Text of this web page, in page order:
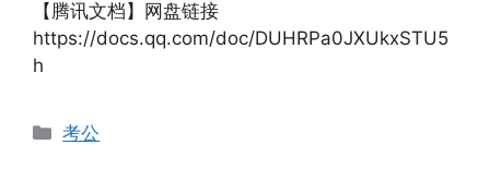
【腾讯文档】网盘链接
https://docs.qq.com/doc/DUHRPa0JXUkxSTU5
h
分
考公